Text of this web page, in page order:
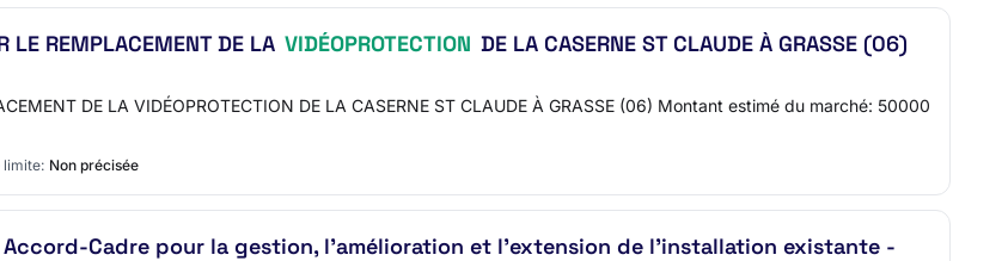
LE REMPLACEMENT DE LA VIDÉOPROTECTION DE LA CASERNE ST CLAUDE À GRASSE (06)
DE LA VIDÉOPROTECTION DE LA CASERNE ST CLAUDE À GRASSE (06) Montant estimé du marché: 50000
limite: Non précisée
Accord-Cadre pour la gestion, l'amélioration et l'extension de l'installation existante -